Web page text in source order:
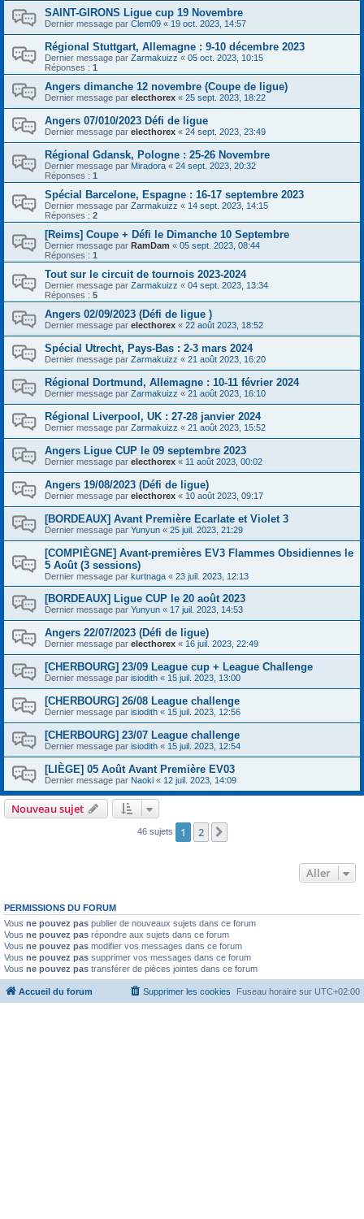
SAINT-GIRONS Ligue cup 19 Novembre
Dernier message par Clem09 « 19 oct. 2023, 14:57
Régional Stuttgart, Allemagne : 9-10 décembre 2023
Dernier message par Zarmakuizz « 05 oct. 2023, 10:15
Réponses : 1
Angers dimanche 12 novembre (Coupe de ligue)
Dernier message par electhorex « 25 sept. 2023, 18:22
Angers 07/010/2023 Défi de ligue
Dernier message par electhorex « 24 sept. 2023, 23:49
Régional Gdansk, Pologne : 25-26 Novembre
Dernier message par Miradora « 24 sept. 2023, 20:32
Réponses : 1
Spécial Barcelone, Espagne : 16-17 septembre 2023
Dernier message par Zarmakuizz « 14 sept. 2023, 14:15
Réponses : 2
[Reims] Coupe + Défi le Dimanche 10 Septembre
Dernier message par RamDam « 05 sept. 2023, 08:44
Réponses : 1
Tout sur le circuit de tournois 2023-2024
Dernier message par Zarmakuizz « 04 sept. 2023, 13:34
Réponses : 5
Angers 02/09/2023 (Défi de ligue )
Dernier message par electhorex « 22 août 2023, 18:52
Spécial Utrecht, Pays-Bas : 2-3 mars 2024
Dernier message par Zarmakuizz « 21 août 2023, 16:20
Régional Dortmund, Allemagne : 10-11 février 2024
Dernier message par Zarmakuizz « 21 août 2023, 16:10
Régional Liverpool, UK : 27-28 janvier 2024
Dernier message par Zarmakuizz « 21 août 2023, 15:52
Angers Ligue CUP le 09 septembre 2023
Dernier message par electhorex « 11 août 2023, 00:02
Angers 19/08/2023 (Défi de ligue)
Dernier message par electhorex « 10 août 2023, 09:17
[BORDEAUX] Avant Première Ecarlate et Violet 3
Dernier message par Yunyun « 25 juil. 2023, 21:29
[COMPIÈGNE] Avant-premières EV3 Flammes Obsidiennes le
5 Août (3 sessions)
Dernier message par kurtnaga « 23 juil. 2023, 12:13
[BORDEAUX] Ligue CUP le 20 août 2023
Dernier message par Yunyun « 17 juil. 2023, 14:53
Angers 22/07/2023 (Défi de ligue)
Dernier message par electhorex « 16 juil. 2023, 22:49
[CHERBOURG] 23/09 League cup + League Challenge
Dernier message par isiodith « 15 juil. 2023, 13:00
[CHERBOURG] 26/08 League challenge
Dernier message par isiodith « 15 juil. 2023, 12:56
[CHERBOURG] 23/07 League challenge
Dernier message par isiodith « 15 juil. 2023, 12:54
[LIÈGE] 05 Août Avant Première EV03
Dernier message par Naoki « 12 juil. 2023, 14:09
Nouveau sujet
46 sujets 1 2
Aller
PERMISSIONS DU FORUM
Vous ne pouvez pas publier de nouveaux sujets dans ce forum
Vous ne pouvez pas répondre aux sujets dans ce forum
Vous ne pouvez pas modifier vos messages dans ce forum
Vous ne pouvez pas supprimer vos messages dans ce forum
Vous ne pouvez pas transférer de pièces jointes dans ce forum
Accueil du forum Fuseau horaire sur UTC+02:00
Supprimer les cookies